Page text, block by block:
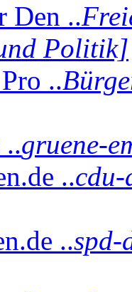
Den ..
Politik]
..
..gruene-
..
..spd-